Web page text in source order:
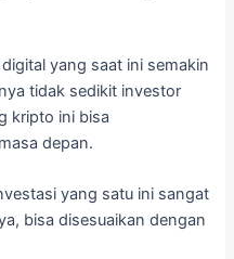
yang saat ini semakin
tidak sedikit investor
kripto ini bisa
depan.
yang satu ini sangat
bisa disesuaikan dengan